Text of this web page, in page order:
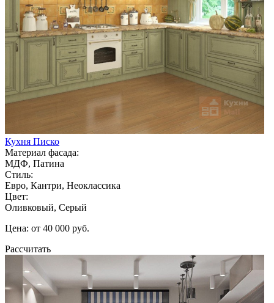
Кухня Писко
Материал фасада:
МДФ, Патина
Стиль:
Евро, Кантри, Неоклассика
Цвет:
Оливковый, Серый
Цена: от 40 000 руб.
Рассчитать